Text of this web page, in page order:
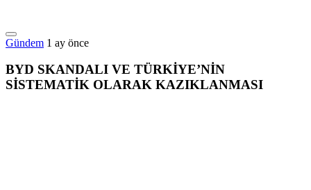
Gündem 1 ay önce
BYD SKANDALI VE TÜRKİYE’NİN
SİSTEMATİK OLARAK KAZIKLANMASI